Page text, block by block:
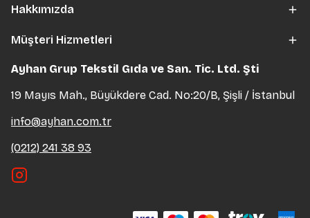
Hakkımızda
Müşteri Hizmetleri
Ayhan Grup Tekstil Gıda ve San. Tic. Ltd. Şti
19 Mayıs Mah., Büyükdere Cad. No:20/B, Şişli / İstanbul
info@ayhan.com.tr
(0212) 241 38 93